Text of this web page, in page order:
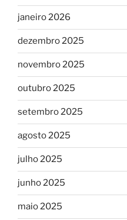
janeiro 2026
dezembro 2025
novembro 2025
outubro 2025
setembro 2025
agosto 2025
julho 2025
junho 2025
maio 2025